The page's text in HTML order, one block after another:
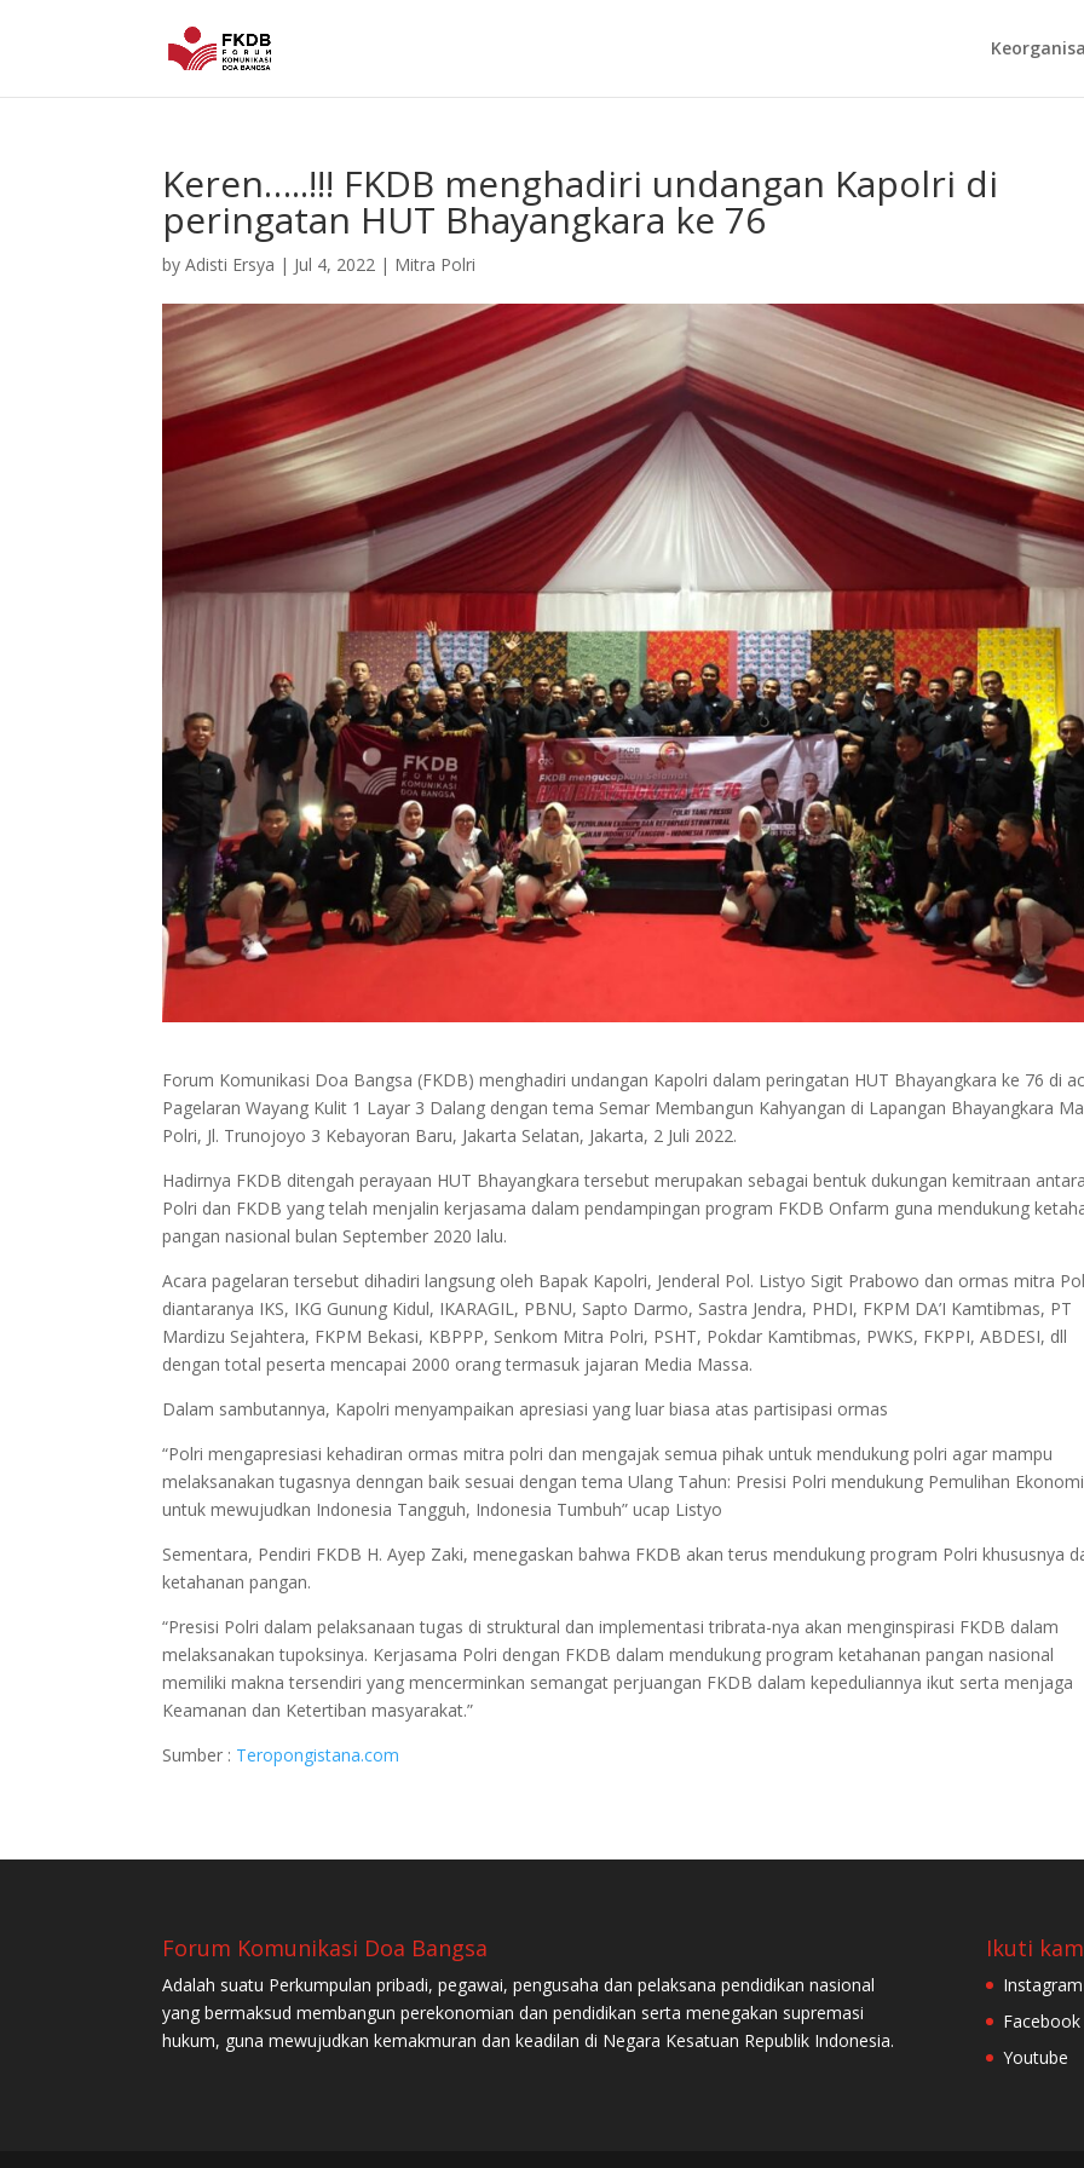
Keren…..!!! FKDB menghadiri undangan Kapolri di
peringatan HUT Bhayangkara ke 76
byAdisti Ersya | Jul 4, 2022 | Mitra Polri
Forum Komunikasi Doa Bangsa (FKDB) menghadiri undangan Kapolri dalam peringatan HUT Bhayangkara ke 76 di
Pagelaran Wayang Kulit 1 Layar 3 Dalang dengan tema Semar Membangun Kahyangan di Lapangan Bhayangkara
Polri, Jl. Trunojoyo 3 Kebayoran Baru, Jakarta Selatan, Jakarta, 2 Juli 2022.
Hadirnya FKDB ditengah perayaan HUT Bhayangkara tersebut merupakan sebagai bentuk dukungan kemitraan antara
Polri dan FKDB yang telah menjalin kerjasama dalam pendampingan program FKDB Onfarm guna mendukung
pangan nasional bulan September 2020 lalu.
Acara pagelaran tersebut dihadiri langsung oleh Bapak Kapolri, Jenderal Pol. Listyo Sigit Prabowo dan ormas mitra
diantaranya IKS, IKG Gunung Kidul, IKARAGIL, PBNU, Sapto Darmo, Sastra Jendra, PHDI, FKPM DA’I Kamtibmas, PT
Mardizu Sejahtera, FKPM Bekasi, KBPPP, Senkom Mitra Polri, PSHT, Pokdar Kamtibmas, PWKS, FKPPI, ABDESI, dll
dengan total peserta mencapai 2000 orang termasuk jajaran Media Massa.
Dalam sambutannya, Kapolri menyampaikan apresiasi yang luar biasa atas partisipasi ormas
“Polri mengapresiasi kehadiran ormas mitra polri dan mengajak semua pihak untuk mendukung polri agar mampu
melaksanakan tugasnya denngan baik sesuai dengan tema Ulang Tahun: Presisi Polri mendukung Pemulihan Ekonomi
untuk mewujudkan Indonesia Tangguh, Indonesia Tumbuh” ucap Listyo
Sementara, Pendiri FKDB H. Ayep Zaki, menegaskan bahwa FKDB akan terus mendukung program Polri khususnya
ketahanan pangan.
“Presisi Polri dalam pelaksanaan tugas di struktural dan implementasi tribrata-nya akan menginspirasi FKDB dalam
melaksanakan tupoksinya. Kerjasama Polri dengan FKDB dalam mendukung program ketahanan pangan nasional
memiliki makna tersendiri yang mencerminkan semangat perjuangan FKDB dalam kepeduliannya ikut serta menjaga
Keamanan dan Ketertiban masyarakat.”
Sumber : Teropongistana.com
Forum Komunikasi Doa Bangsa
Adalah suatu Perkumpulan pribadi, pegawai, pengusaha dan pelaksana pendidikan nasional
yang bermaksud membangun perekonomian dan pendidikan serta menegakan supremasi
hukum, guna mewujudkan kemakmuran dan keadilan di Negara Kesatuan Republik Indonesia.
Ikuti
Instagram
Facebook
Youtube